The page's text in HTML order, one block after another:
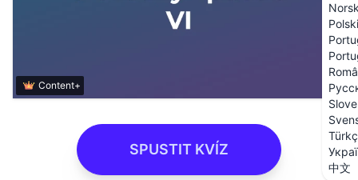
Polski
中文
Content+
SPUSTIT KVÍZ